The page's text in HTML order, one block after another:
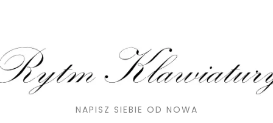
NAPISZ SIEBIE OD NOWA